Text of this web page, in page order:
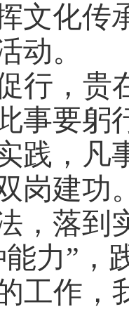
文化
动。
行，贵
事要躬
践，凡
岗建功
，落到
力”，
工作，